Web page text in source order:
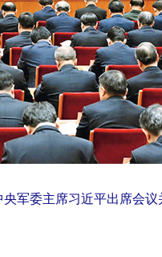
委主席习近平出席会议